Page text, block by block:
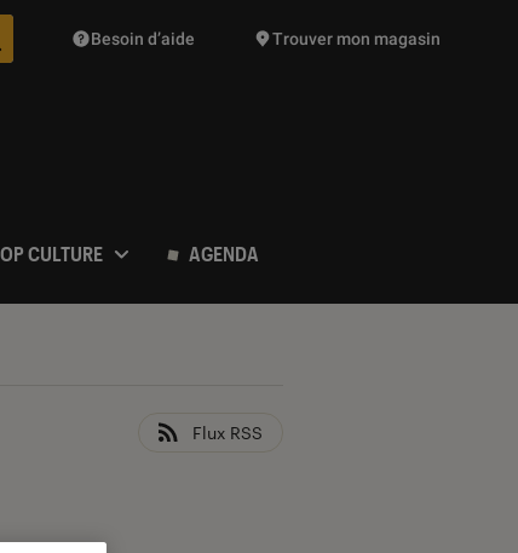
Des suggestions de produits vont vous être proposées
Besoin d’aide Trouver mon magasin
CULTURE AGENDA
Flux RSS